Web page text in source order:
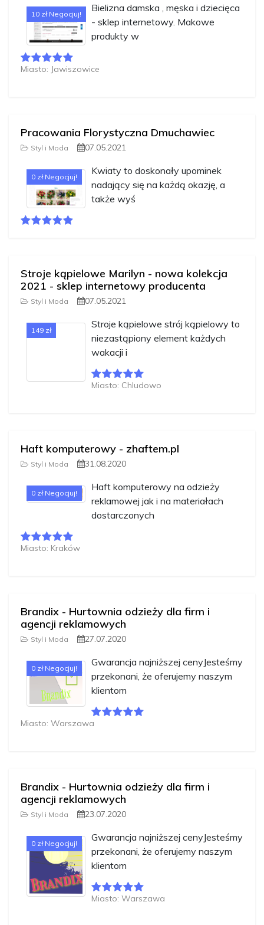
10 zł Negocjuj!
Bielizna damska , męska i dziecięca
- sklep internetowy. Makowe
produkty w
Miasto: Jawiszowice
Pracowania Florystyczna Dmuchawiec
Styl i Moda 07.05.2021
0 zł Negocjuj!
Kwiaty to doskonały upominek
nadający się na każdą okazję, a
także wyś
Stroje kąpielowe Marilyn - nowa kolekcja
2021 - sklep internetowy producenta
Styl i Moda 07.05.2021
149 zł
Stroje kąpielowe strój kąpielowy to
niezastąpiony element każdych
wakacji i
Miasto: Chludowo
Haft komputerowy - zhaftem.pl
Styl i Moda 31.08.2020
0 zł Negocjuj!
Haft komputerowy na odzieży
reklamowej jak i na materiałach
dostarczonych
Miasto: Kraków
Brandix - Hurtownia odzieży dla firm i
agencji reklamowych
Styl i Moda 27.07.2020
0 zł Negocjuj!
Gwarancja najniższej cenyJesteśmy
przekonani, że oferujemy naszym
klientom
Miasto: Warszawa
Brandix - Hurtownia odzieży dla firm i
agencji reklamowych
Styl i Moda 23.07.2020
0 zł Negocjuj!
Gwarancja najniższej cenyJesteśmy
przekonani, że oferujemy naszym
klientom
Miasto: Warszawa